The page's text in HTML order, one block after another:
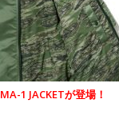
MA-1 JACKETが登場！